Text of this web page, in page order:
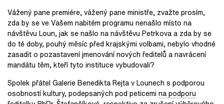
Vážený pane premiére, vážený pane ministře, zvažte prosím,
zda by se ve Vašem nabitém programu nenašlo místo na
návštěvu Loun, jak se našlo na návštěvu Petrkova a zda by se
do té doby, pouhý měsíc před krajskými volbami, nebylo vhodné
zasadit o pozastavení jmenování nových ředitelů a navrácení
mandátu těm, kteří tyto instituce vybudovali?
Spolek přátel Galerie Benedikta Rejta v Lounech s podporou
osobností kultury, podepsaných pod peticemi na podporu